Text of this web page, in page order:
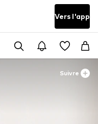
Vers l'app
Suivre